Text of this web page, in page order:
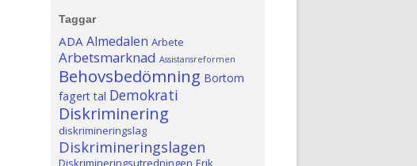
Taggar
ADA Almedalen Arbete
Arbetsmarknad Assistansreformen
Behovsbedömning Bortom
fagert tal Demokrati
Diskriminering
diskrimineringslag
Diskrimineringslagen
Diskrimineringsutredningen Erik